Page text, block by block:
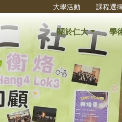
大學活動 課程選
關於仁大 學